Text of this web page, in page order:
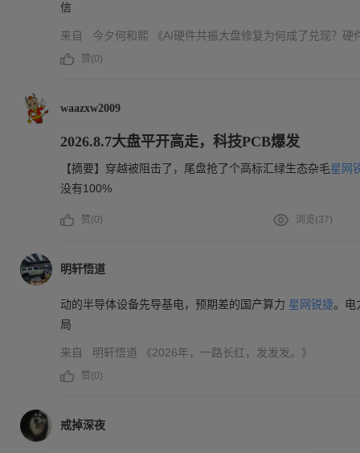
信
来自 今夕何和熙 《AI硬件共振大盘修复为何成了兑现？
赞(0)
waazxw2009
2026.8.7大盘平开高走，科技PCB爆发
【摘要】穿越被阻击了，尾盘抢了个高标汇绿生态杂毛星网
没有100%
赞(0) 浏览(37)
明轩悟道
动的半导体设备先导基电，预期差的国产算力 星网锐捷。电
局
来自 明轩悟道 《2026年，一路长红，发发发。》
赞(0)
戒掉深夜